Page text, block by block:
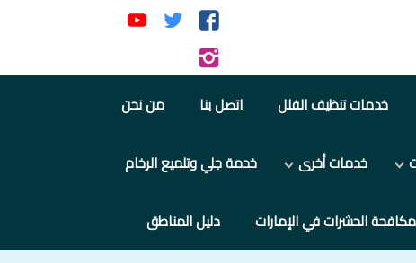
تابعنا
فيسبوك
تابعنا
تويتر يوتيوب
إنستجرام
خدمات تنظيف الفلل اتصل بنا من نحن
خدمات أخرى خدمة جلي وتلميع الرخام
الحشرات في الإمارات دليل المناطق